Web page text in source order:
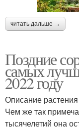
читать дальше →
Поздние
самых
2022 году
Описание растения
Чем же так
тысячелетий она